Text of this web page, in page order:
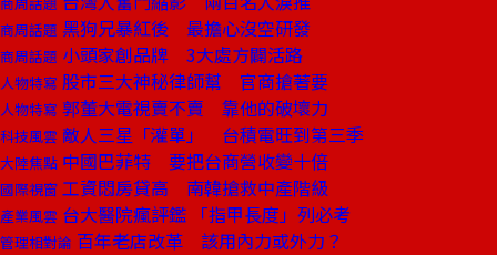
商周話題 黑狗兄暴紅後 最擔心沒空研發
商周話題 小頭家創品牌 3大處方闢活路
人物特寫 股市三大神秘律師幫 官商搶著要
人物特寫 郭董大電視賣不賣 靠他的破壞力
科技風雲 敵人三星「灌單」 台積電旺到第三季
大陸焦點 中國巴菲特 要把台商營收變十倍
國際視窗 工資悶房貸高 南韓搶救中產階級
產業風雲 台大醫院瘋評鑑 「指甲長度」列必考
管理相對論 百年老店改革 該用內力或外力？